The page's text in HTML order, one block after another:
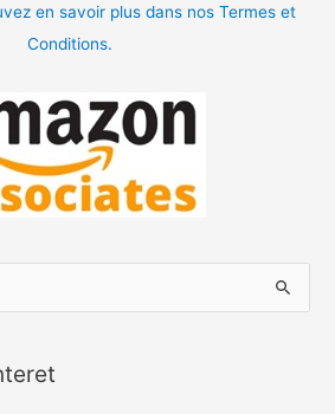
en savoir plus dans nos Termes et
Conditions.